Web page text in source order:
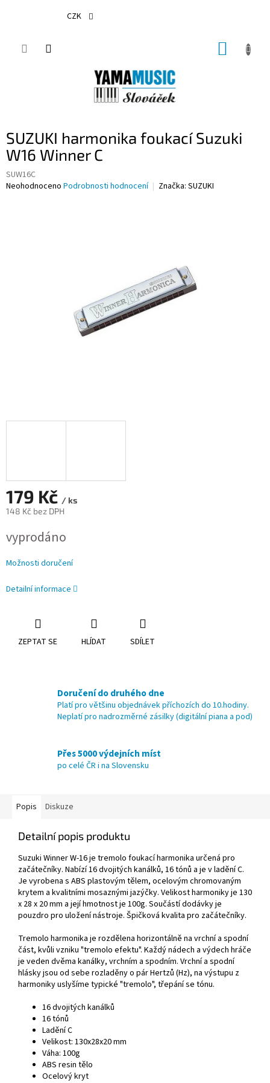
CZK
SUZUKI harmonika foukací Suzuki
W16 Winner C
SUW16C
Průměrné
Neohodnoceno Podrobnosti hodnocení Značka: SUZUKI
179 Kč / ks
148 Kč bez DPH
cena:
vyprodáno
Možnosti doručení
Detailní informace
ZEPTAT SE HLÍDAT SDÍLET
Doručení do druhého dne
Platí pro většinu objednávek příchozích do 10.hodiny.
Neplatí pro nadrozměrné zásilky (digitální piana a pod)
Přes 5000 výdejních míst
po celé ČR i na Slovensku
Popis Diskuze
Detailní popis produktu
Suzuki Winner W-16 je tremolo foukací harmonika určená pro
začátečníky. Nabízí 16 dvojitých kanálků, 16 tónů a je v ladění C.
Je vyrobena s ABS plastovým tělem, ocelovým chromovaným
krytem a kvalitními mosaznými jazýčky. Velikost harmoniky je 130
x 28 x 20 mm a její hmotnost je 100g. Součástí dodávky je
pouzdro pro uložení nástroje. Špičková kvalita pro začátečníky.
Tremolo harmonika je rozdělena horizontálně na vrchní a spodní
část, kvůli vzniku "tremolo efektu". Každý nádech a výdech hráče
je veden dvěma kanálky, vrchním a spodním. Vrchní a spodní
hlásky jsou od sebe rozladěny o pár Hertzů (Hz), na výstupu z
harmoniky uslyšíme typické "tremolo", třepání se tónu.
16 dvojitých kanálků
16 tónů
Ladění C
Velikost: 130x28x20 mm
Váha: 100g
ABS resin tělo
Ocelový kryt